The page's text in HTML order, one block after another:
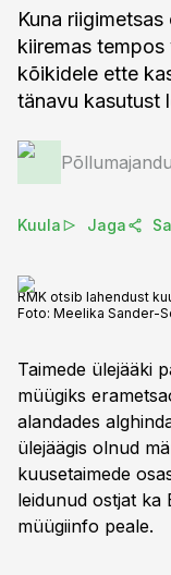
Kuna
kiiremas
kõikidele ette
tänavu kasutust
Kuula Jaga
RMK otsib lahendust
Foto: Meelika Sander-
Taimede ülejääki
müügiks
alandades
ülejäägis olnud
kuusetaimede
leidunud ostjat ka
müügiinfo peale.